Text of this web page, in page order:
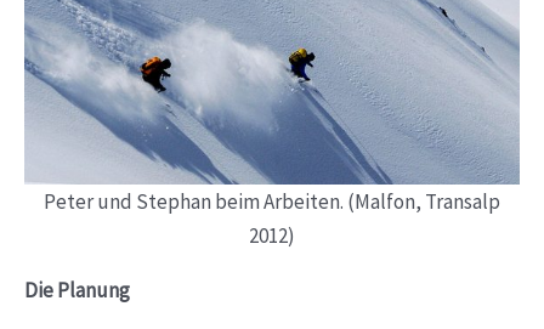
Peter und Stephan beim Arbeiten. (Malfon, Transalp
2012)
Die Planung